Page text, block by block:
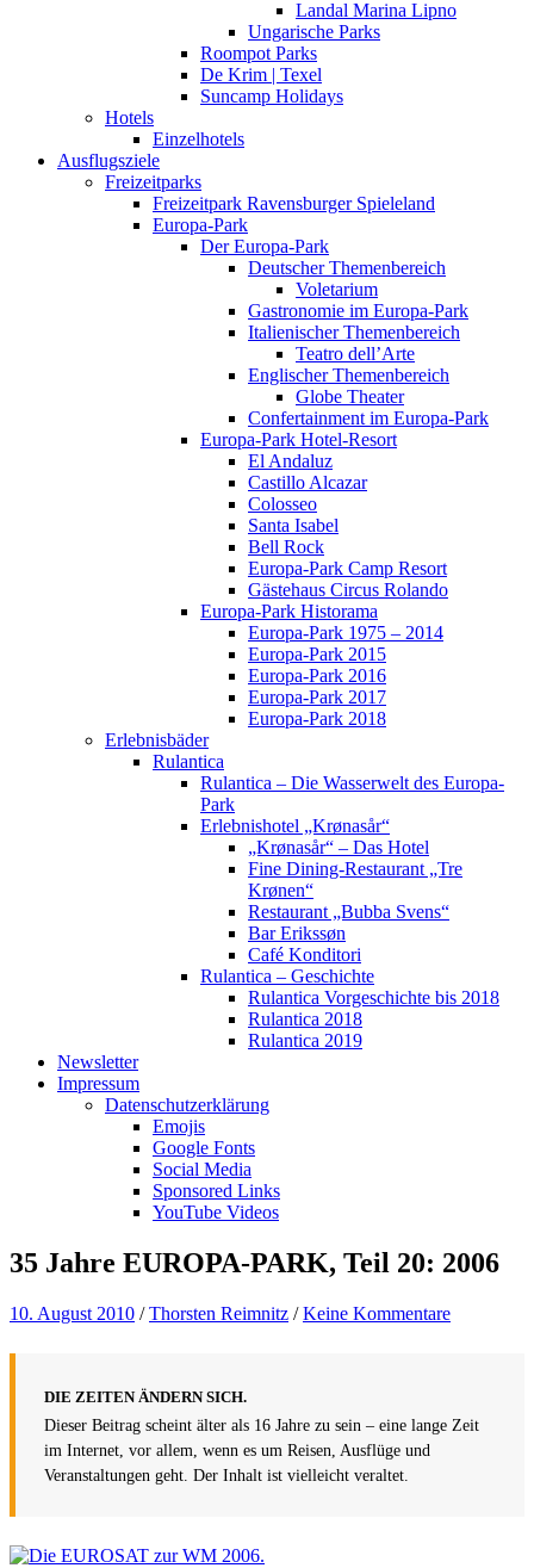
Landal Marina Lipno
Ungarische Parks
Roompot Parks
De Krim | Texel
Suncamp Holidays
Hotels
Einzelhotels
Ausflugsziele
Freizeitparks
Freizeitpark Ravensburger Spieleland
Europa-Park
Der Europa-Park
Deutscher Themenbereich
Voletarium
Gastronomie im Europa-Park
Italienischer Themenbereich
Teatro dell’Arte
Englischer Themenbereich
Globe Theater
Confertainment im Europa-Park
Europa-Park Hotel-Resort
El Andaluz
Castillo Alcazar
Colosseo
Santa Isabel
Bell Rock
Europa-Park Camp Resort
Gästehaus Circus Rolando
Europa-Park Historama
Europa-Park 1975 – 2014
Europa-Park 2015
Europa-Park 2016
Europa-Park 2017
Europa-Park 2018
Erlebnisbäder
Rulantica
Rulantica – Die Wasserwelt des Europa-
Park
Erlebnishotel „Krønasår“
„Krønasår“ – Das Hotel
Fine Dining-Restaurant „Tre
Krønen“
Restaurant „Bubba Svens“
Bar Erikssøn
Café Konditori
Rulantica – Geschichte
Rulantica Vorgeschichte bis 2018
Rulantica 2018
Rulantica 2019
Newsletter
Impressum
Datenschutzerklärung
Emojis
Google Fonts
Social Media
Sponsored Links
YouTube Videos
35 Jahre EUROPA-PARK, Teil 20: 2006
10. August 2010 /Thorsten Reimnitz /Keine Kommentare
DIE ZEITEN ÄNDERN SICH.
Dieser Beitrag scheint älter als 16 Jahre zu sein – eine lange Zeit
im Internet, vor allem, wenn es um Reisen, Ausflüge und
Veranstaltungen geht. Der Inhalt ist vielleicht veraltet.